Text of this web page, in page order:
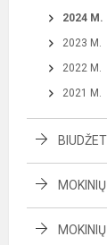
2024 M.
2023 M.
2022 M.
2021 M.